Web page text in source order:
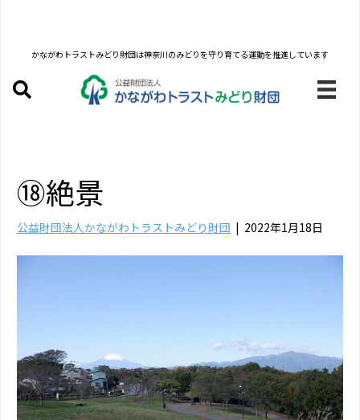
かながわトラストみどり財団は神奈川のみどりを守り育てる運動を推進しています
⑱絶景
公益財団法人かながわトラストみどり財団 | 2022年1月18日